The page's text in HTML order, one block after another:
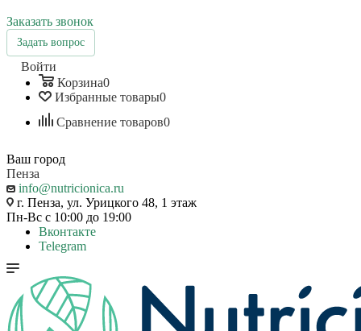
Заказать звонок
Задать вопрос
Войти
Корзина0
Избранные товары0
Сравнение товаров0
Ваш город
Пенза
info@nutricionica.ru
г. Пенза, ул. Урицкого 48, 1 этаж
Пн-Вс с 10:00 до 19:00
Вконтакте
Telegram